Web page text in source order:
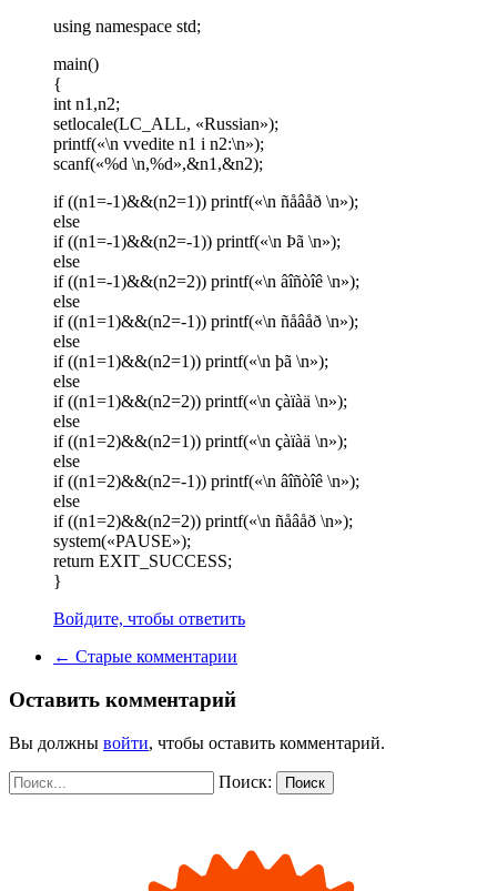
using namespace std;
main()
{
int n1,n2;
setlocale(LC_ALL, «Russian»);
printf(«\n vvedite n1 i n2:\n»);
scanf(«%d \n,%d»,&n1,&n2);
if ((n1=-1)&&(n2=1)) printf(«\n ñåâåð \n»);
else
if ((n1=-1)&&(n2=-1)) printf(«\n Þã \n»);
else
if ((n1=-1)&&(n2=2)) printf(«\n âîñòîê \n»);
else
if ((n1=1)&&(n2=-1)) printf(«\n ñåâåð \n»);
else
if ((n1=1)&&(n2=1)) printf(«\n þã \n»);
else
if ((n1=1)&&(n2=2)) printf(«\n çàïàä \n»);
else
if ((n1=2)&&(n2=1)) printf(«\n çàïàä \n»);
else
if ((n1=2)&&(n2=-1)) printf(«\n âîñòîê \n»);
else
if ((n1=2)&&(n2=2)) printf(«\n ñåâåð \n»);
system(«PAUSE»);
return EXIT_SUCCESS;
}
Войдите, чтобы ответить
← Старые комментарии
Оставить комментарий
Вы должны войти, чтобы оставить комментарий.
Поиск: Поиск